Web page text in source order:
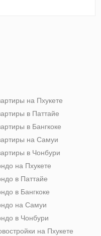
на Пхукете
в Паттайе
в Бангкоке
на Самуи
в Чонбури
на Пхукете
в Паттайе
в Бангкоке
на Самуи
в Чонбури
на Пхукете